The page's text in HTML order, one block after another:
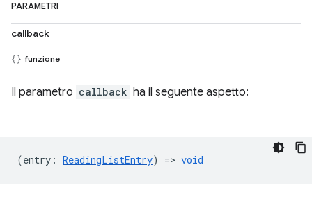
PARAMETRI
callback
funzione
Il parametro callback ha il seguente aspetto:
(entry : ReadingListEntry) => void